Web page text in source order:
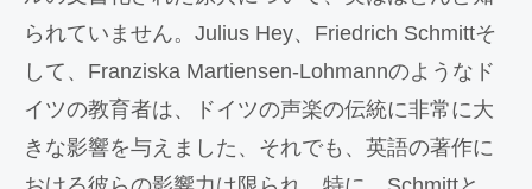
られていません。Julius Hey、Friedrich Schmittそ
して、Franziska Martiensen-Lohmannのようなド
イツの教育者は、ドイツの声楽の伝統に非常に大
きな影響を与えました、それでも、英語の著作に